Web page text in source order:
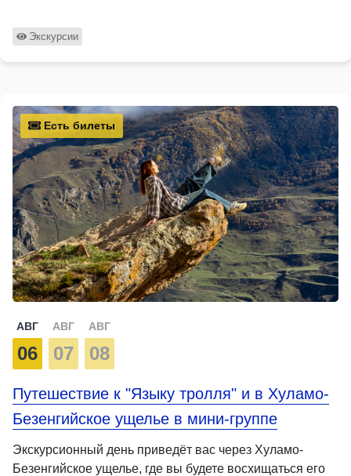
Экскурсии
Есть билеты
АВГ
06
АВГ
07
АВГ
08
Путешествие к "Языку тролля" и в Хуламо-
Безенгийское ущелье в мини-группе
Экскурсионный день приведёт вас через Хуламо-
Безенгийское ущелье, где вы будете восхищаться его